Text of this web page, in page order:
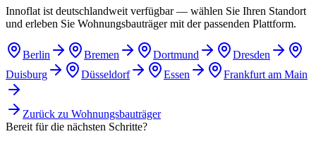
Innoflat ist deutschlandweit verfügbar — wählen Sie Ihren Standort
und erleben Sie Wohnungsbauträger mit der passenden Plattform.
Berlin Bremen Dortmund
Dresden
Duisburg
Düsseldorf Essen Frankfurt am Main
Zurück zu Wohnungsbauträger
Bereit für die nächsten Schritte?